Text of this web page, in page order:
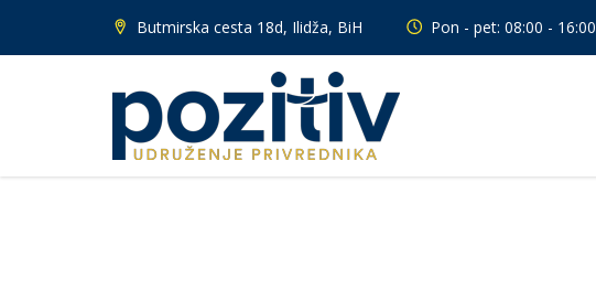
Butmirska cesta 18d, Ilidža, BiH Pon - pet: 08:00 - 16:00